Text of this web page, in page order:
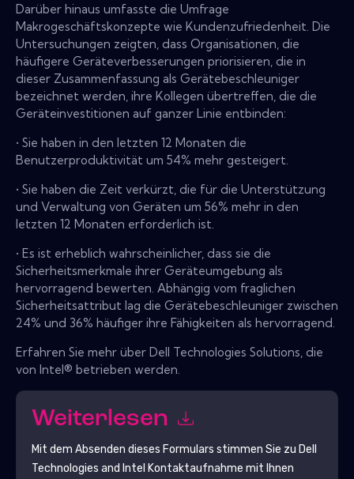
Darüber hinaus umfasste die Umfrage
Makrogeschäftskonzepte wie Kundenzufriedenheit. Die
Untersuchungen zeigten, dass Organisationen, die
häufigere Geräteverbesserungen priorisieren, die in
dieser Zusammenfassung als Gerätebeschleuniger
bezeichnet werden, ihre Kollegen übertreffen, die die
Geräteinvestitionen auf ganzer Linie entbinden:
• Sie haben in den letzten 12 Monaten die
Benutzerproduktivität um 54% mehr gesteigert.
• Sie haben die Zeit verkürzt, die für die Unterstützung
und Verwaltung von Geräten um 56% mehr in den
letzten 12 Monaten erforderlich ist.
• Es ist erheblich wahrscheinlicher, dass sie die
Sicherheitsmerkmale ihrer Geräteumgebung als
hervorragend bewerten. Abhängig vom fraglichen
Sicherheitsattribut lag die Gerätebeschleuniger zwischen
24% und 36% häufiger ihre Fähigkeiten als hervorragend.
Erfahren Sie mehr über Dell Technologies Solutions, die
von Intel® betrieben werden.
Weiterlesen
Mit dem Absenden dieses Formulars stimmen Sie zu Dell
Technologies and Intel Kontaktaufnahme mit Ihnen